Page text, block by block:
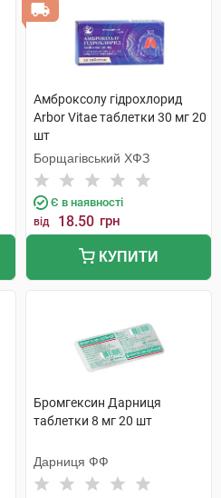
Амброксолу гідрохлорид
Arbor Vitae таблетки 30 мг 20
шт
Борщагівський ХФЗ
Є в наявності
від 18.50 грн
КУПИТИ
Бромгексин Дарниця
таблетки 8 мг 20 шт
Дарниця ФФ